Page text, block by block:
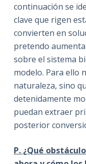
continuación se
clave que rigen
convierten en
pretendo
sobre el sistema
modelo. Para ello
naturaleza, sino
detenidamente
puedan extraer
posterior
P. ¿Qué